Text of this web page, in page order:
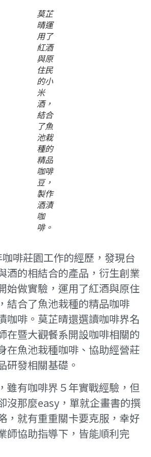
莫芷
晴運
用了
紅酒
與原
住民
的小
米
酒，
結合
了魚
池栽
種的
精品
咖啡
豆，
製作
酒漬
咖
啡。
啡莊園工作的經歷，發現台
酒的相結合的產品，衍生創業
始做實驗，運用了紅酒與原住
結合了魚池栽種的精品咖啡
咖啡。莫芷晴還選讀咖啡界名
在暨大觀餐系開設咖啡相關的
在魚池栽種咖啡、協助經營莊
研發相關基礎。
雖有咖啡界５年實戰經驗，但
沒那麼easy，單就企畫書的撰
，就有重重關卡要克服，幸好
師協助指導下，皆能順利完